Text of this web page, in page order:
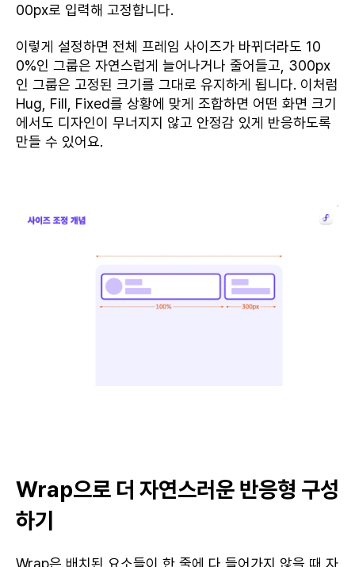
00px로 입력해 고정합니다.
이렇게 설정하면 전체 프레임 사이즈가 바뀌더라도 10
0%인 그룹은 자연스럽게 늘어나거나 줄어들고, 300px
인 그룹은 고정된 크기를 그대로 유지하게 됩니다. 이처럼
Hug, Fill, Fixed를 상황에 맞게 조합하면 어떤 화면 크기
에서도 디자인이 무너지지 않고 안정감 있게 반응하도록
만들 수 있어요.
Wrap으로 더 자연스러운 반응형 구성
하기
Wrap은 배치된 요소들이 한 줄에 다 들어가지 않을 때 자